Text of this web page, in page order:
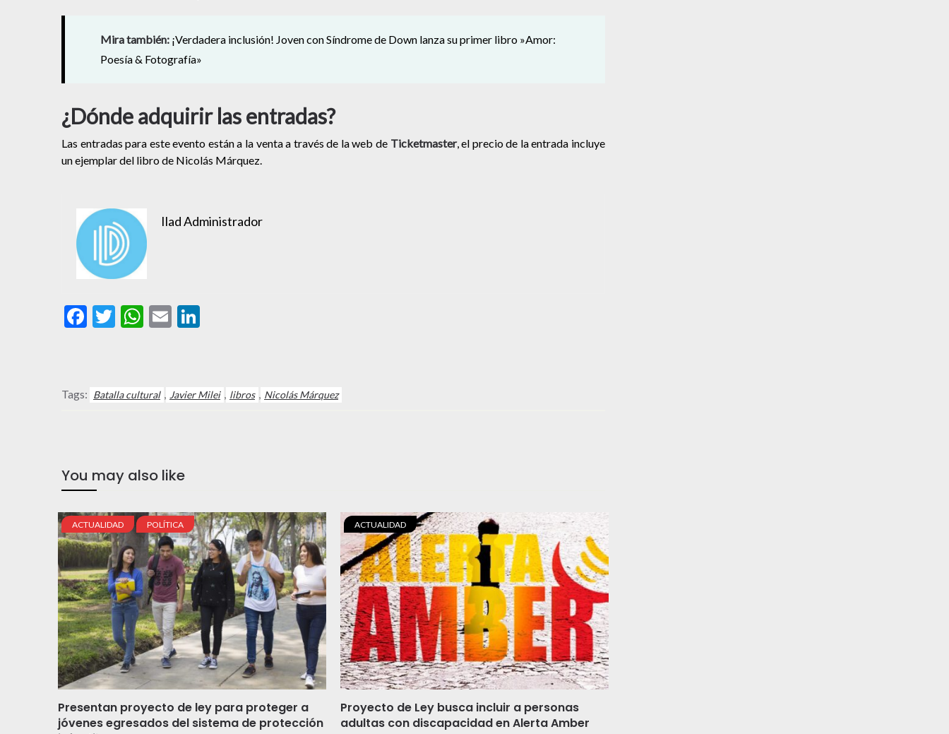
Mira también: ¡Verdadera inclusión! Joven con Síndrome de Down lanza su primer libro »Amor:
Poesía & Fotografía»
¿Dónde adquirir las entradas?
Las entradas para este evento están a la venta a través de la web de Ticketmaster, el precio de la entrada incluye
un ejemplar del libro de Nicolás Márquez.
Ilad Administrador
Facebook
Twitter
WhatsApp
Email
Tags: Batalla cultural Javier Milei libros Nicolás Márquez
You may also like
ACTUALIDAD POLÍTICA
Presentan proyecto de ley para proteger a
jóvenes egresados del sistema de protección
ACTUALIDAD
Proyecto de Ley busca incluir a personas
adultas con discapacidad en Alerta Amber